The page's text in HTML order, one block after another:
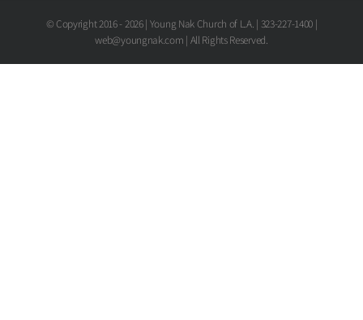
[20171111-12 나눔마켓]
© Copyright 2016 - 2026 | Young Nak Church of L.A. | 323-227-1400 |
web@youngnak.com | All Rights Reserved.